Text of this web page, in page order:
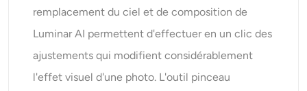
remplacement du ciel et de composition de
Luminar AI permettent d'effectuer en un clic des
ajustements qui modifient considérablement
l'effet visuel d'une photo. L'outil pinceau